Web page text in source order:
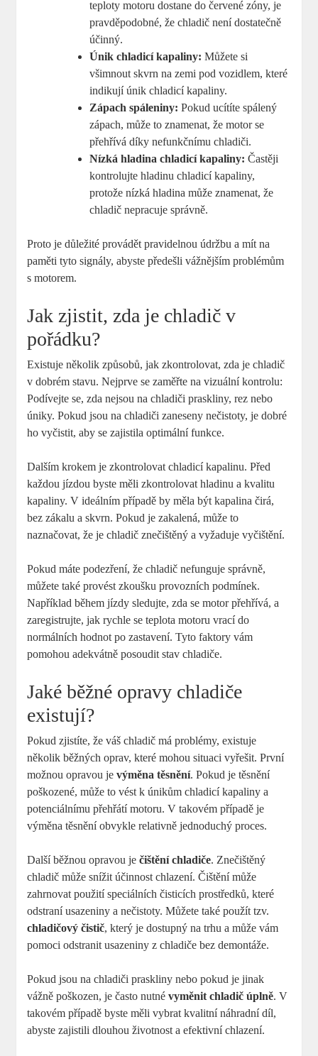
teploty motoru dostane do červené zóny, je
pravděpodobné, že chladič není dostatečně
účinný.
Únik chladicí kapaliny: Můžete si
všimnout skvrn na zemi pod vozidlem, které
indikují únik chladicí kapaliny.
Zápach spáleniny: Pokud ucítíte spálený
zápach, může to znamenat, že motor se
přehřívá díky nefunkčnímu chladiči.
Nízká hladina chladicí kapaliny: Častěji
kontrolujte hladinu chladicí kapaliny,
protože nízká hladina může znamenat, že
chladič nepracuje správně.
Proto je důležité provádět pravidelnou údržbu a mít na
paměti tyto signály, abyste předešli vážnějším problémům
s motorem.
Jak zjistit, zda je chladič v
pořádku?
Existuje několik způsobů, jak zkontrolovat, zda je chladič
v dobrém stavu. Nejprve se zaměřte na vizuální kontrolu:
Podívejte se, zda nejsou na chladiči praskliny, rez nebo
úniky. Pokud jsou na chladiči zaneseny nečistoty, je dobré
ho vyčistit, aby se zajistila optimální funkce.
Dalším krokem je zkontrolovat chladicí kapalinu. Před
každou jízdou byste měli zkontrolovat hladinu a kvalitu
kapaliny. V ideálním případě by měla být kapalina čirá,
bez zákalu a skvrn. Pokud je zakalená, může to
naznačovat, že je chladič znečištěný a vyžaduje vyčištění.
Pokud máte podezření, že chladič nefunguje správně,
můžete také provést zkoušku provozních podmínek.
Například během jízdy sledujte, zda se motor přehřívá, a
zaregistrujte, jak rychle se teplota motoru vrací do
normálních hodnot po zastavení. Tyto faktory vám
pomohou adekvátně posoudit stav chladiče.
Jaké běžné opravy chladiče
existují?
Pokud zjistíte, že váš chladič má problémy, existuje
několik běžných oprav, které mohou situaci vyřešit. První
možnou opravou jevýměna těsnění. Pokud je těsnění
poškozené, může to vést k únikům chladicí kapaliny a
potenciálnímu přehřátí motoru. V takovém případě je
výměna těsnění obvykle relativně jednoduchý proces.
Další běžnou opravou ječištění chladiče. Znečištěný
chladič může snížit účinnost chlazení. Čištění může
zahrnovat použití speciálních čisticích prostředků, které
odstraní usazeniny a nečistoty. Můžete také použít tzv.
chladičový čistič, který je dostupný na trhu a může vám
pomoci odstranit usazeniny z chladiče bez demontáže.
Pokud jsou na chladiči praskliny nebo pokud je jinak
vážně poškozen, je často nutnévyměnit chladič úplně. V
takovém případě byste měli vybrat kvalitní náhradní díl,
abyste zajistili dlouhou životnost a efektivní chlazení.